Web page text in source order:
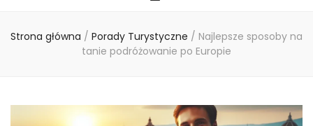
Strona główna / Porady Turystyczne / Najlepsze sposoby na
tanie podróżowanie po Europie